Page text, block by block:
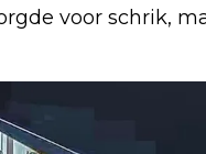
voor schrik,